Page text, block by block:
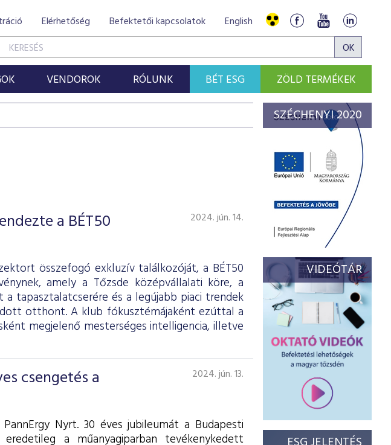
Elérhetőség Befektetői kapcsolatok English
VENDOROK RÓLUNK BÉT ESG ZÖLD TERMÉKEK
a BÉT50
2024. jún. 14.
összefogó exkluzív találkozóját, a BÉT50
amely a Tőzsde középvállalati köre, a
tapasztalatcserére és a legújabb piaci trendek
otthont. A klub fókusztémájaként ezúttal a
megjelenő mesterséges intelligencia, illetve
csengetés a
2024. jún. 13.
Nyrt. 30 éves jubileumát a Budapesti
a műanyagiparban tevékenykedett
SZÉCHENYI 2020
VIDEÓTÁR